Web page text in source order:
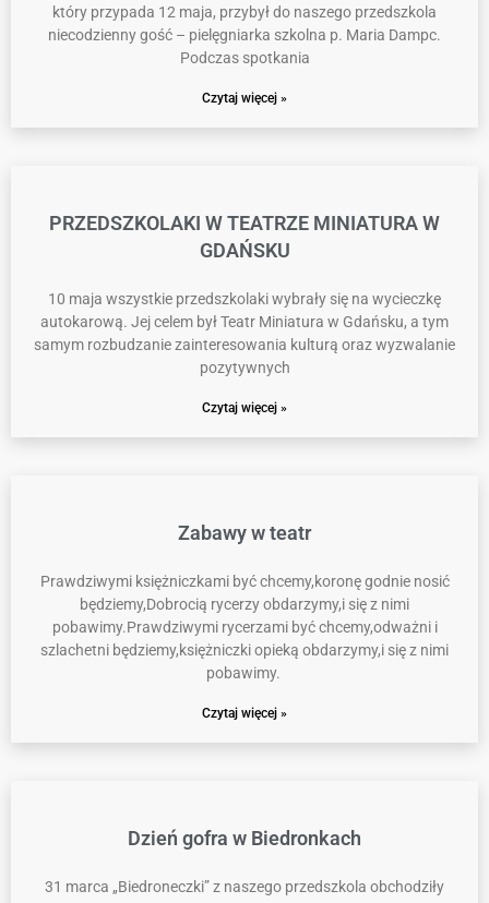
który przypada 12 maja, przybył do naszego przedszkola
niecodzienny gość – pielęgniarka szkolna p. Maria Dampc.
Podczas spotkania
Czytaj więcej »
PRZEDSZKOLAKI W TEATRZE MINIATURA W
GDAŃSKU
10 maja wszystkie przedszkolaki wybrały się na wycieczkę
autokarową. Jej celem był Teatr Miniatura w Gdańsku, a tym
samym rozbudzanie zainteresowania kulturą oraz wyzwalanie
pozytywnych
Czytaj więcej »
Zabawy w teatr
Prawdziwymi księżniczkami być chcemy,koronę godnie nosić
będziemy,Dobrocią rycerzy obdarzymy,i się z nimi
pobawimy.Prawdziwymi rycerzami być chcemy,odważni i
szlachetni będziemy,księżniczki opieką obdarzymy,i się z nimi
pobawimy.
Czytaj więcej »
Dzień gofra w Biedronkach
31 marca „Biedroneczki” z naszego przedszkola obchodziły